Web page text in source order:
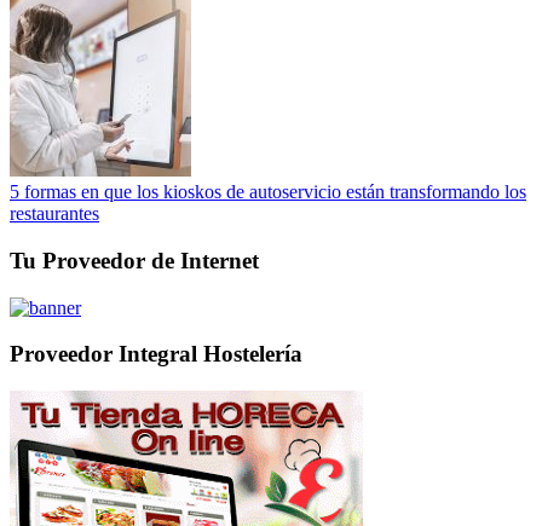
5 formas en que los kioskos de autoservicio están transformando los
restaurantes
Tu Proveedor de Internet
Proveedor Integral Hostelería